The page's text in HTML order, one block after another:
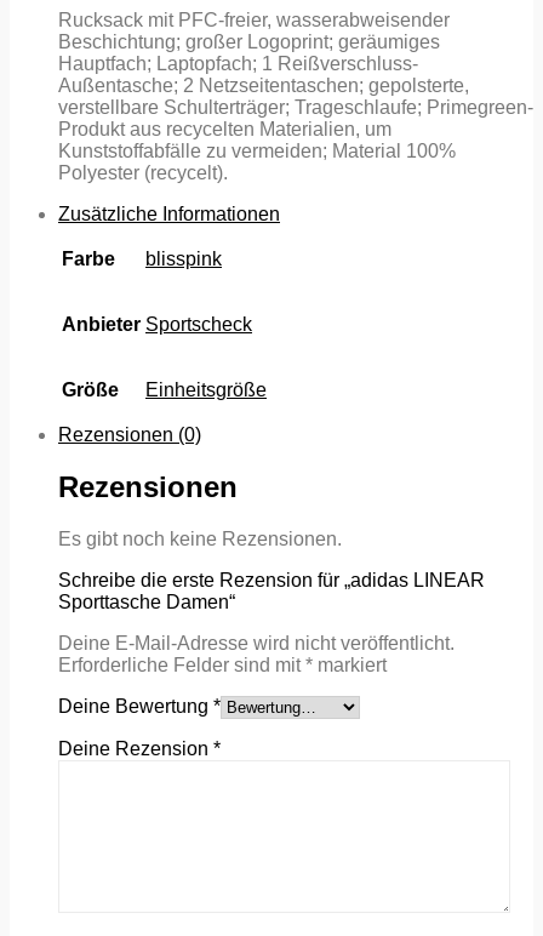
Rucksack mit PFC-freier, wasserabweisender
Beschichtung; großer Logoprint; geräumiges
Hauptfach; Laptopfach; 1 Reißverschluss-
Außentasche; 2 Netzseitentaschen; gepolsterte,
verstellbare Schulterträger; Trageschlaufe; Primegreen-
Produkt aus recycelten Materialien, um
Kunststoffabfälle zu vermeiden; Material 100%
Polyester (recycelt).
Zusätzliche Informationen
Farbe blisspink
Anbieter Sportscheck
Größe Einheitsgröße
Rezensionen (0)
Rezensionen
Es gibt noch keine Rezensionen.
Schreibe die erste Rezension für „adidas LINEAR
Sporttasche Damen“
Deine E-Mail-Adresse wird nicht veröffentlicht.
Erforderliche Felder sind mit* markiert
Deine Bewertung *
Deine Rezension *